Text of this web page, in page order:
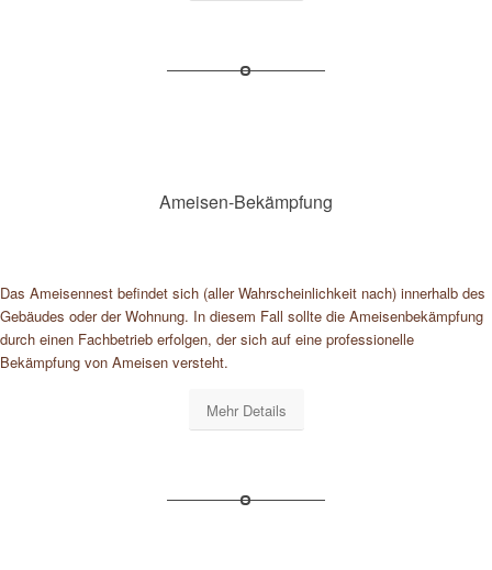
Ameisen-Bekämpfung
Das Ameisennest befindet sich (aller Wahrscheinlichkeit nach) innerhalb des
Gebäudes oder der Wohnung. In diesem Fall sollte die Ameisenbekämpfung
durch einen Fachbetrieb erfolgen, der sich auf eine professionelle
Bekämpfung von Ameisen versteht.
Mehr Details